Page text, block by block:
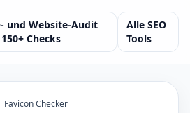
und Website-Audit
Checks
Alle SEO
Tools
Favicon Checker